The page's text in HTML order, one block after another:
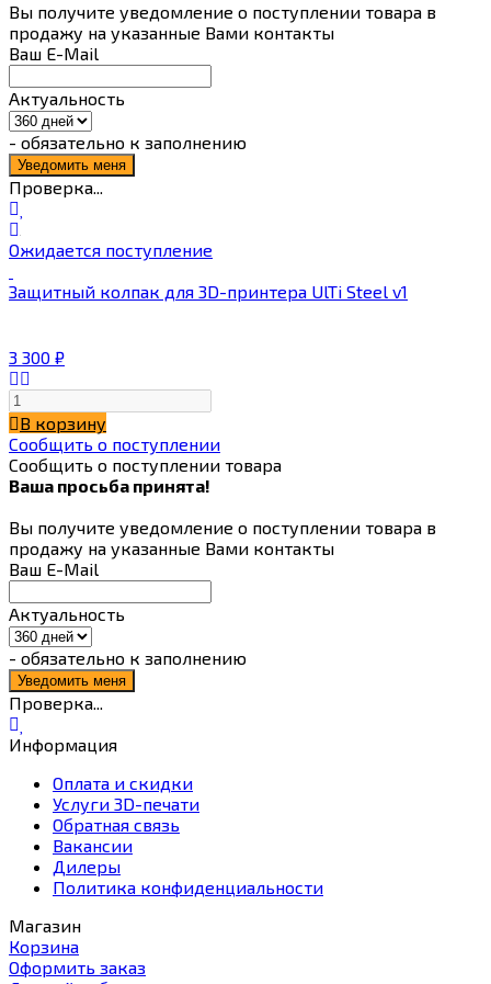
Вы получите уведомление о поступлении товара в
продажу на указанные Вами контакты
Ваш E-Mail
Актуальность
- обязательно к заполнению
Проверка...
Ожидается поступление
Защитный колпак для 3D-принтера UlTi Steel v1
3 300 ₽
В корзину
Сообщить о поступлении
Сообщить о поступлении товара
Ваша просьба принята!
Вы получите уведомление о поступлении товара в
продажу на указанные Вами контакты
Ваш E-Mail
Актуальность
- обязательно к заполнению
Проверка...
Информация
Оплата и скидки
Услуги 3D-печати
Обратная связь
Вакансии
Дилеры
Политика конфиденциальности
Магазин
Корзина
Оформить заказ